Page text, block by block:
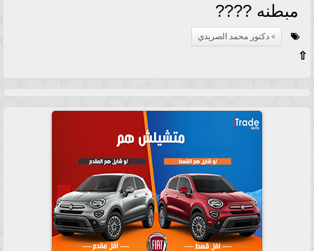
مبطنه ????
دكتور محمد الصريدي
⇧